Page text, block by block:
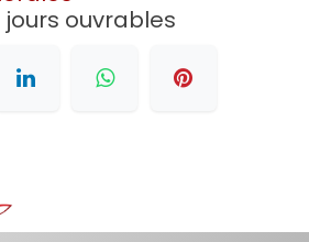
jours ouvrables